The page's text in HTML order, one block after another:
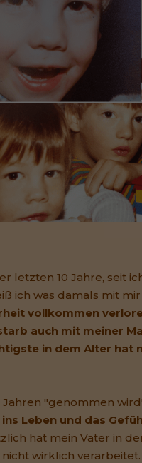
letzten 10 Jahre, seit
ich was damals mit mir
vollkommen
auch mit meiner
in dem Alter hat
"genommen
Leben und das
hat mein Vater in
nicht wirklich